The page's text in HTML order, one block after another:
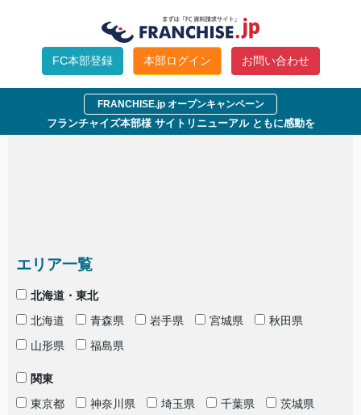
FC本部登録 本部ログイン お問い合わせ
FRANCHISE.jp オープンキャンペーン
フランチャイズ本部様 サイトリニューアル ともに感動を
指定された条件では参加企業が見付かりませんでし
条件を変えて検索して下さい。
エリア一覧
北海道・東北
北海道
青森県 岩手県 宮城県
秋田県
山形県
福島県
関東
東京都
神奈川県 埼玉県 千葉県
茨城県